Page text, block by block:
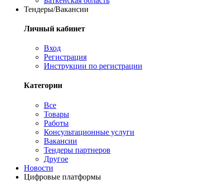
Тендеры/Вакансии
Личный кабинет
Вход
Регистрация
Инструкции по регистрации
Категории
Все
Товары
Работы
Консультационные услуги
Вакансии
Тендеры партнеров
Другое
Новости
Цифровые платформы